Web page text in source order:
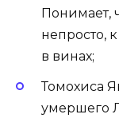
Понимает,
непросто,
в винах;
Томохиса
умершего